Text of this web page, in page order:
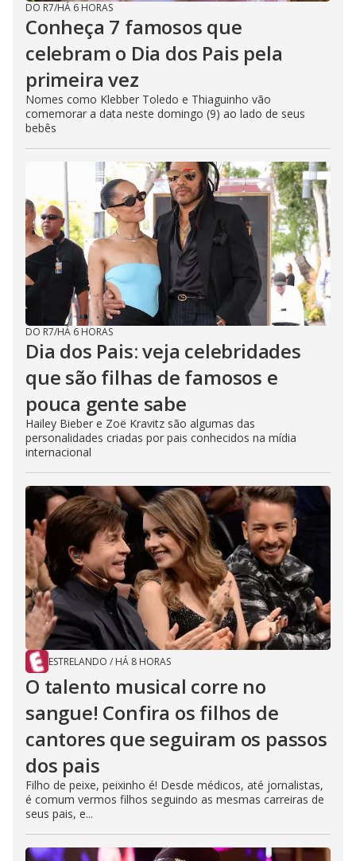
DO R7/HÁ 6 HORAS
Conheça 7 famosos que
celebram o Dia dos Pais pela
primeira vez
Nomes como Klebber Toledo e Thiaguinho vão
comemorar a data neste domingo (9) ao lado de seus
bebês
DO R7/HÁ 6 HORAS
Dia dos Pais: veja celebridades
que são filhas de famosos e
pouca gente sabe
Hailey Bieber e Zoë Kravitz são algumas das
personalidades criadas por pais conhecidos na mídia
internacional
ESTRELANDO / HÁ 8 HORAS
O talento musical corre no
sangue! Confira os filhos de
cantores que seguiram os passos
dos pais
Filho de peixe, peixinho é! Desde médicos, até jornalistas,
é comum vermos filhos seguindo as mesmas carreiras de
seus pais, e...